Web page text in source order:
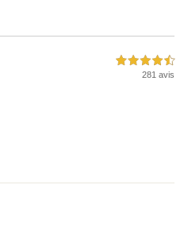
4,5 étoiles sur 5
281 avis